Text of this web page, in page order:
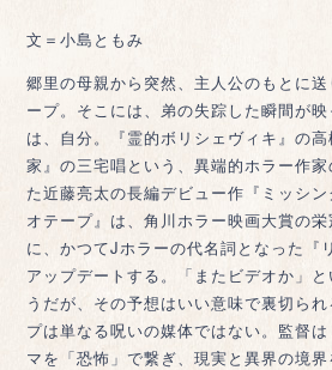
文＝小島ともみ
郷里の母親から突然、主人公のもとに
ープ。そこには、弟の失踪した瞬間が
は、自分。『霊的ボリシェヴィキ』の
家』の三宅唱という、異端的ホラー作
た近藤亮太の長編デビュー作『ミッシ
オテープ』は、角川ホラー映画大賞の
に、かつてJホラーの代名詞となった『
アップデートする。「またビデオか」
うだが、その予想はいい意味で裏切ら
プは単なる呪いの媒体ではない。監督
マを「恐怖」で繋ぎ、現実と異界の境